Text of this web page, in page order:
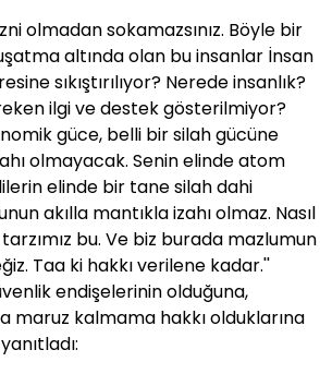
olmadan sokamazsınız. Böyle bir
altında olan bu insanlar İnsan
sıkıştırılıyor? Nerede insanlık?
ilgi ve destek gösterilmiyor?
güce, belli bir silah gücüne
olmayacak. Senin elinde atom
elinde bir tane silah dahi
akılla mantıkla izahı olmaz. Nasıl
bu. Ve biz burada mazlumun
Taa ki hakkı verilene kadar.''
endişelerinin olduğuna,
maruz kalmama hakkı olduklarına